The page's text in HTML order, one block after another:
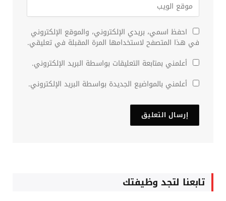
احفظ اسمي، بريدي الإلكتروني، والموقع الإلكتروني
في هذا المتصفح لاستخدامها المرة المقبلة في تعليقي.
أعلمني بمتابعة التعليقات بواسطة البريد الإلكتروني.
أعلمني بالمواضيع الجديدة بواسطة البريد الإلكتروني.
تابعنا لتجد وظيفتك